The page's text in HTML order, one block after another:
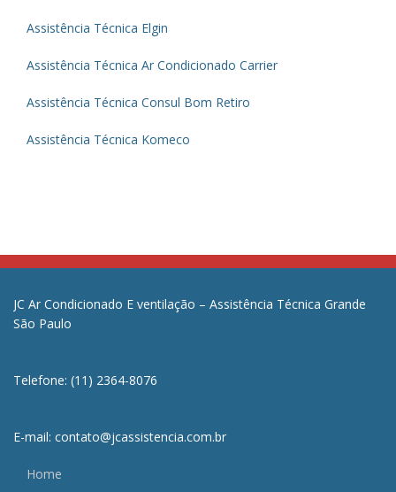
Assistência Técnica Elgin
Assistência Técnica Ar Condicionado Carrier
Assistência Técnica Consul Bom Retiro
Assistência Técnica Komeco
JC Ar Condicionado E ventilação – Assistência Técnica Grande
São Paulo
Telefone: (11) 2364-8076
E-mail: contato@jcassistencia.com.br
Home